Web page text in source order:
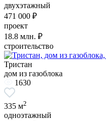
двухэтажный
471 000 ₽
проект
18.8 млн. ₽
строительство
Тристан
дом из газоблока
1630
335 м2
одноэтажный